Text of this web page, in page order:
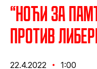
“Ноћи за
против
22.4.2022 1:00